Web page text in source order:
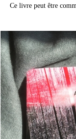
Ce livre peut être